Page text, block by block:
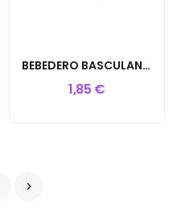
BEBEDERO BASCULANTE C-50 ENTRADA 10MM
1,85 €
